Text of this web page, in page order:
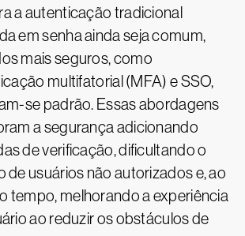
a autenticação tradicional
em senha ainda seja comum,
mais seguros, como
multifatorial (MFA) e SSO,
se padrão. Essas abordagens
a segurança adicionando
de verificação, dificultando o
de usuários não autorizados e, ao
tempo, melhorando a experiência
ao reduzir os obstáculos de